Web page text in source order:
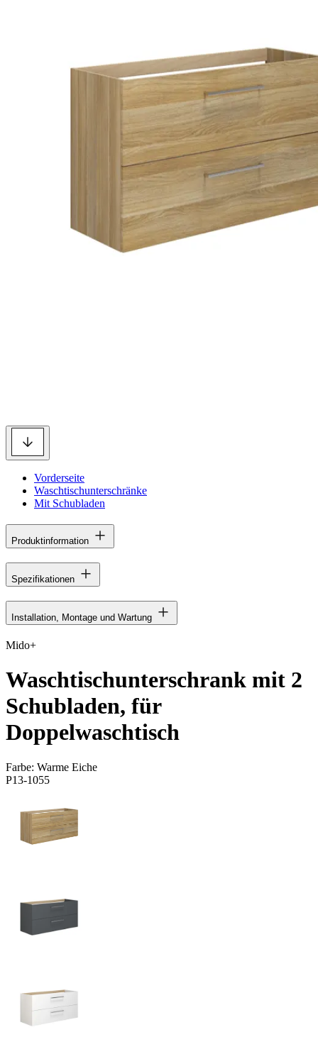
Vorderseite
Waschtischunterschränke
Mit Schubladen
Produktinformation
Spezifikationen
Installation, Montage und Wartung
Mido+
Waschtischunterschrank mit 2
Schubladen, für
Doppelwaschtisch
Farbe: Warme Eiche
P13-1055